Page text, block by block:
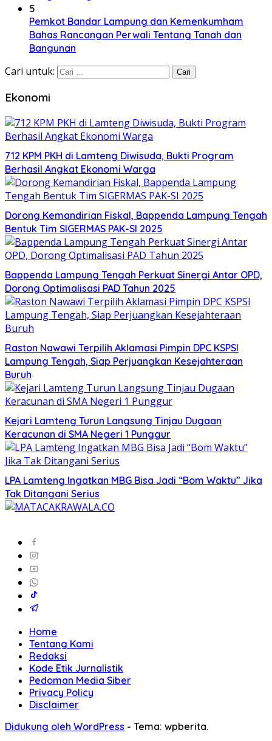
5
Pemkot Bandar Lampung dan Kemenkumham
Bahas Rancangan Perwali Tentang Tanah dan
Bangunan
Cari untuk:
Ekonomi
712 KPM PKH di Lamteng Diwisuda, Bukti Program
Berhasil Angkat Ekonomi Warga
Dorong Kemandirian Fiskal, Bappenda Lampung Tengah
Bentuk Tim SIGERMAS PAK-SI 2025
Bappenda Lampung Tengah Perkuat Sinergi Antar OPD,
Dorong Optimalisasi PAD Tahun 2025
Raston Nawawi Terpilih Aklamasi Pimpin DPC KSPSI
Lampung Tengah, Siap Perjuangkan Kesejahteraan
Buruh
Kejari Lamteng Turun Langsung Tinjau Dugaan
Keracunan di SMA Negeri 1 Punggur
LPA Lamteng Ingatkan MBG Bisa Jadi “Bom Waktu” Jika
Tak Ditangani Serius
Home
Tentang Kami
Redaksi
Kode Etik Jurnalistik
Pedoman Media Siber
Privacy Policy
Disclaimer
Didukung oleh WordPress - Tema: wpberita.